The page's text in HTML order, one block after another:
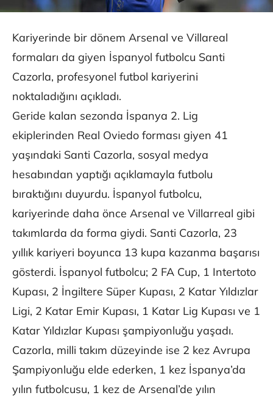
Kariyerinde bir dönem Arsenal ve Villareal
formaları da giyen İspanyol futbolcu Santi
Cazorla, profesyonel futbol kariyerini
noktaladığını açıkladı.
Geride kalan sezonda İspanya 2. Lig
ekiplerinden Real Oviedo forması giyen 41
yaşındaki Santi Cazorla, sosyal medya
hesabından yaptığı açıklamayla futbolu
bıraktığını duyurdu. İspanyol futbolcu,
kariyerinde daha önce Arsenal ve Villarreal gibi
takımlarda da forma giydi. Santi Cazorla, 23
yıllık kariyeri boyunca 13 kupa kazanma başarısı
gösterdi. İspanyol futbolcu; 2 FA Cup, 1 Intertoto
Kupası, 2 İngiltere Süper Kupası, 2 Katar Yıldızlar
Ligi, 2 Katar Emir Kupası, 1 Katar Lig Kupası ve 1
Katar Yıldızlar Kupası şampiyonluğu yaşadı.
Cazorla, milli takım düzeyinde ise 2 kez Avrupa
Şampiyonluğu elde ederken, 1 kez İspanya’da
yılın futbolcusu, 1 kez de Arsenal’de yılın